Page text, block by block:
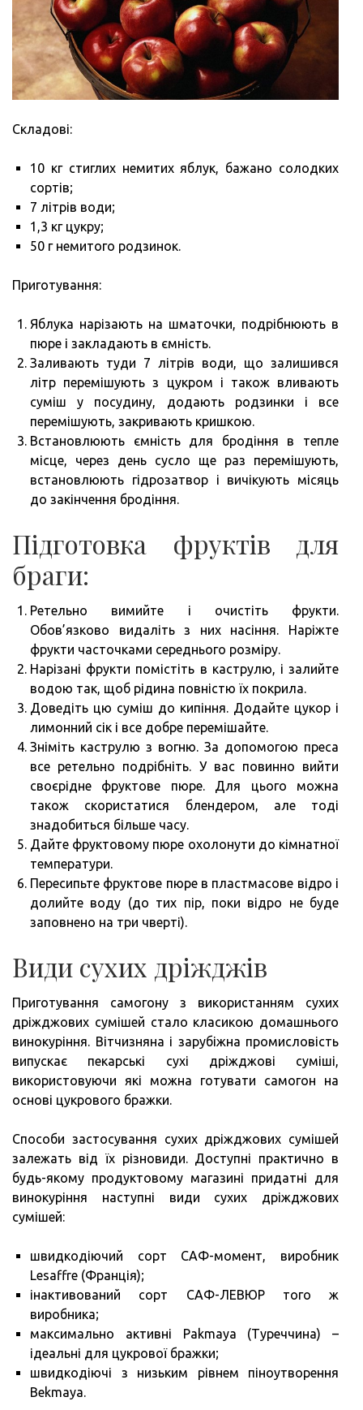
Складові:
10 кг стиглих немитих яблук, бажано солодких
сортів;
7 літрів води;
1,3 кг цукру;
50 г немитого родзинок.
Приготування:
Яблука нарізають на шматочки, подрібнюють в
пюре і закладають в ємність.
Заливають туди 7 літрів води, що залишився
літр перемішують з цукром і також вливають
суміш у посудину, додають родзинки і все
перемішують, закривають кришкою.
Встановлюють ємність для бродіння в тепле
місце, через день сусло ще раз перемішують,
встановлюють гідрозатвор і вичікують місяць
до закінчення бродіння.
Підготовка фруктів для
браги:
Ретельно вимийте і очистіть фрукти.
Обов’язково видаліть з них насіння. Наріжте
фрукти часточками середнього розміру.
Нарізані фрукти помістіть в каструлю, і залийте
водою так, щоб рідина повністю їх покрила.
Доведіть цю суміш до кипіння. Додайте цукор і
лимонний сік і все добре перемішайте.
Зніміть каструлю з вогню. За допомогою преса
все ретельно подрібніть. У вас повинно вийти
своєрідне фруктове пюре. Для цього можна
також скористатися блендером, але тоді
знадобиться більше часу.
Дайте фруктовому пюре охолонути до кімнатної
температури.
Пересипьте фруктове пюре в пластмасове відро і
долийте воду (до тих пір, поки відро не буде
заповнено на три чверті).
Види сухих дріжджів
Приготування самогону з використанням сухих
дріжджових сумішей стало класикою домашнього
винокуріння. Вітчизняна і зарубіжна промисловість
випускає пекарські сухі дріжджові суміші,
використовуючи які можна готувати самогон на
основі цукрового бражки.
Способи застосування сухих дріжджових сумішей
залежать від їх різновиди. Доступні практично в
будь-якому продуктовому магазині придатні для
винокуріння наступні види сухих дріжджових
сумішей:
швидкодіючий сорт САФ-момент, виробник
Lesaffre (Франція);
інактивований сорт САФ-ЛЕВЮР того ж
виробника;
максимально активні Pakmaya (Туреччина) –
ідеальні для цукрової бражки;
швидкодіючі з низьким рівнем піноутворення
Bekmaya.